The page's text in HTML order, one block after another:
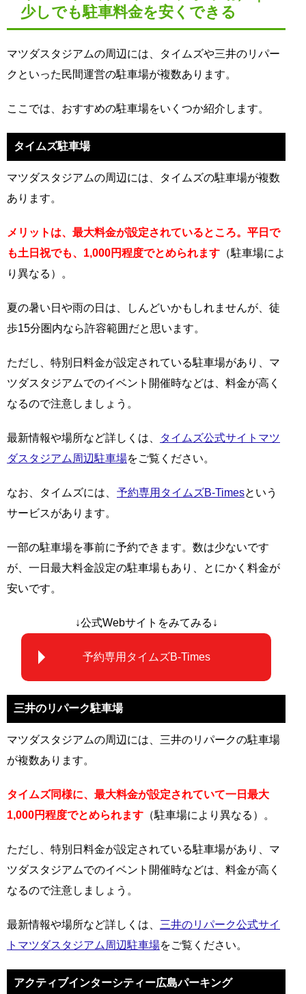
少しでも駐車料金を安くできる
マツダスタジアムの周辺には、タイムズや三井のリパー
クといった民間運営の駐車場が複数あります。
ここでは、おすすめの駐車場をいくつか紹介します。
タイムズ駐車場
マツダスタジアムの周辺には、タイムズの駐車場が複数
あります。
メリットは、最大料金が設定されているところ。平日で
も土日祝でも、1,000円程度でとめられます （駐車場によ
り異なる）。
夏の暑い日や雨の日は、しんどいかもしれませんが、徒
歩15分圏内なら許容範囲だと思います。
ただし、特別日料金が設定されている駐車場があり、マ
ツダスタジアムでのイベント開催時などは、料金が高く
なるので注意しましょう。
最新情報や場所など詳しくは、
タイムズ公式サイトマツ
ダスタジアム周辺駐車場をご覧ください。
なお、タイムズには、 予約専用タイムズB-Timesという
サービスがあります。
一部の駐車場を事前に予約できます。数は少ないです
が、一日最大料金設定の駐車場もあり、とにかく料金が
安いです。
↓公式Webサイトをみてみる↓
予約専用タイムズB-Times
三井のリパーク駐車場
マツダスタジアムの周辺には、三井のリパークの駐車場
が複数あります。
タイムズ同様に、最大料金が設定されていて一日最大
1,000円程度でとめられます （駐車場により異なる）。
ただし、特別日料金が設定されている駐車場があり、マ
ツダスタジアムでのイベント開催時などは、料金が高く
なるので注意しましょう。
最新情報や場所など詳しくは、 三井のリパーク公式サイ
トマツダスタジアム周辺駐車場をご覧ください。
アクティブインターシティー広島パーキング